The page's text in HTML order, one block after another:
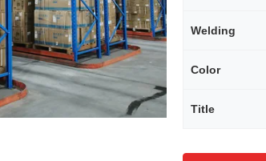
Welding
Color
Title